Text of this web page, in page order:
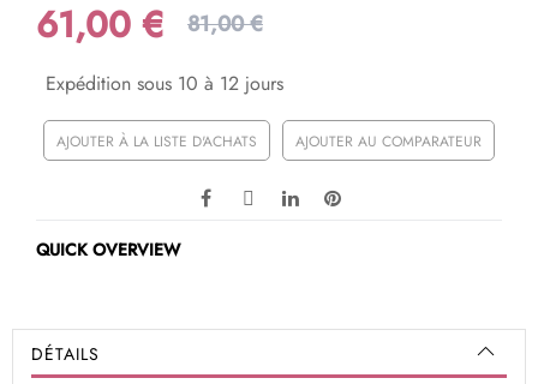
61,00 € 81,00 €
Expédition sous 10 à 12 jours
AJOUTER À LA LISTE D'ACHATS AJOUTER AU COMPARATEUR
QUICK OVERVIEW
DÉTAILS